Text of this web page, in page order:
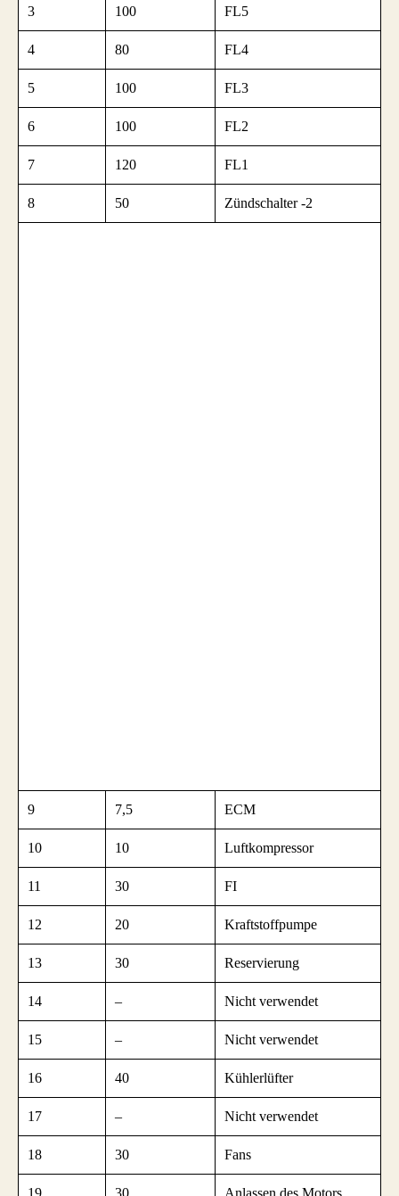
3 100 FL5
4 80 FL4
5 100 FL3
6 100 FL2
7 120 FL1
8 50 Zündschalter -2
9 7,5 ECM
10 10 Luftkompressor
11 30 FI
12 20 Kraftstoffpumpe
13 30 Reservierung
14 – Nicht verwendet
15 – Nicht verwendet
16 40 Kühlerlüfter
17 – Nicht verwendet
18 30 Fans
19 30 Anlassen des Motors